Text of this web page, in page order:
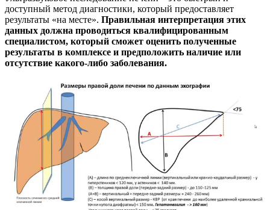
доступный метод диагностики, который предоставляет
результаты «на месте». Правильная интерпретация этих
данных должна проводиться квалифицированным
специалистом, который сможет оценить полученные
результаты в комплексе и предположить наличие или
отсутствие какого-либо заболевания.